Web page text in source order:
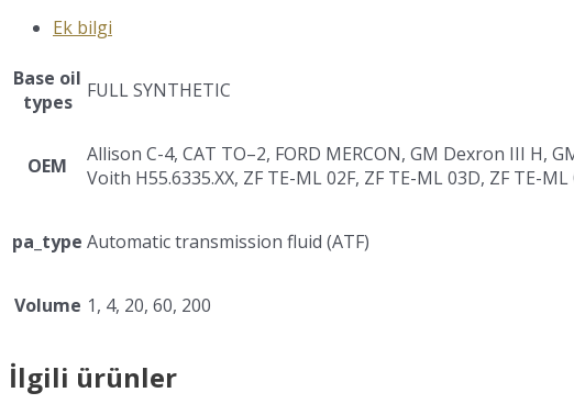
Ek bilgi
Base oil
types
FULL SYNTHETIC
OEM
Allison C-4, CAT TO–2, FORD MERCON, GM Dexron III H,
Voith H55.6335.XX, ZF TE-ML 02F, ZF TE-ML 03D, ZF TE-
pa_type Automatic transmission fluid (ATF)
Volume 1, 4, 20, 60, 200
İlgili ürünler